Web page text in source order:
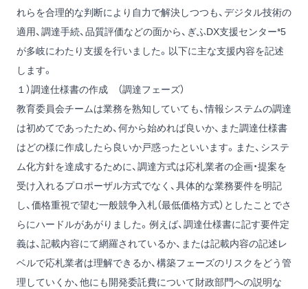
れらを合理的な判断により自力で解決しつつも、デジタル技術の
適用、調達手続、品質評価などの面から、ぎふDX支援センター*5
が多岐にわたり支援を行いました。以下に主な支援内容を記述
します。
１）調達仕様書の作成 （調達フェーズ）
教育委員会チームは業務を熟知していても、情報システムの調達
は初めてであったため、何から始めれば良いか、また調達仕様書
はどの様に作成したら良いか戸惑ったといいます。また、システ
ム化方針を達成するために、調達方式は応札業者の企画・提案を
受け入れるプロポーザル方式でなく、具体的な業務要件を明記
し、価格重視で望む一般競争入札（最低価格方式）としたことでさ
らにハードルがあがりました。例えば、調達仕様書に記す要件定
義は、記載内容にて網羅されているか、または記載内容の記述レ
ベルで応札業者は理解できるか、構築フェーズのリスクをどう管
理していくか、他にも開発委託費について財政部門への説明な